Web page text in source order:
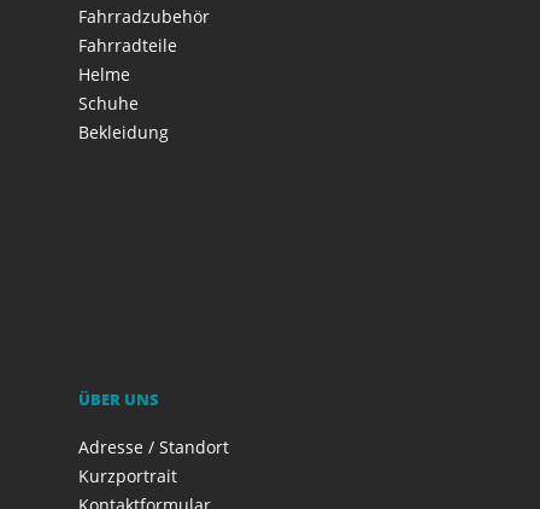
Fahrradzubehör
Fahrradteile
Helme
Schuhe
Bekleidung
ÜBER UNS
Adresse / Standort
Kurzportrait